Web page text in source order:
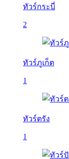
ทัวร์กระบี่
2
ทัวร์ภูเก็ต
1
ทัวร์ตรัง
1